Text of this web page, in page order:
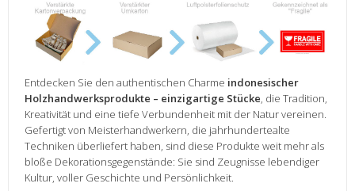
Entdecken Sie den authentischen Charme indonesischer
Holzhandwerksprodukte – einzigartige Stücke, die Tradition,
Kreativität und eine tiefe Verbundenheit mit der Natur vereinen.
Gefertigt von Meisterhandwerkern, die jahrhundertealte
Techniken überliefert haben, sind diese Produkte weit mehr als
bloße Dekorationsgegenstände: Sie sind Zeugnisse lebendiger
Kultur, voller Geschichte und Persönlichkeit.